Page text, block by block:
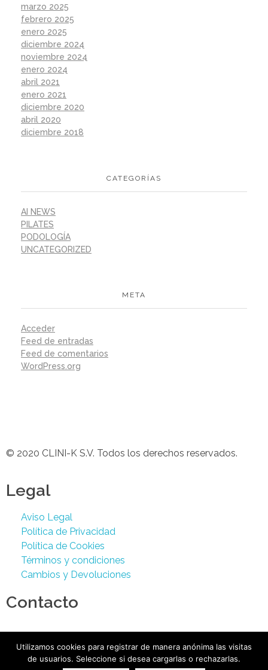
marzo 2025
febrero 2025
enero 2025
diciembre 2024
noviembre 2024
enero 2024
abril 2021
enero 2021
diciembre 2020
abril 2020
diciembre 2018
CATEGORÍAS
AI NEWS
PILATES
PODOLOGÍA
UNCATEGORIZED
META
Acceder
Feed de entradas
Feed de comentarios
WordPress.org
© 2020 CLINI-K S.V. Todos los derechos reservados.
Legal
Aviso Legal
Política de Privacidad
Política de Cookies
Términos y condiciones
Cambios y Devoluciones
Contacto
info@cliniksv.com
Travesía Reyes Católicos, 17.
Utilizamos cookies para registrar de manera anónima las visitas
de usuarios. Seleccione si desea cargarlas o rechazarlas.